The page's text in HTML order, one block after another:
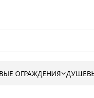
ОГРАЖДЕНИЯ